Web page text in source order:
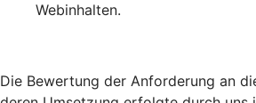
Webinhalten.
Die Bewertung der Anforderung an